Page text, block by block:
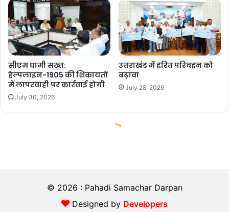
© 2026 : Pahadi Samachar Darpan
Designed by Developers